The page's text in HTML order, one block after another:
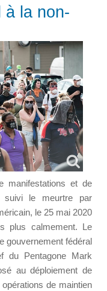
à la non-
manifestations et de
le meurtre par
le 25 mai 2020
plus calmement. Le
gouvernement fédéral
du Pentagone Mark
au déploiement de
de maintien